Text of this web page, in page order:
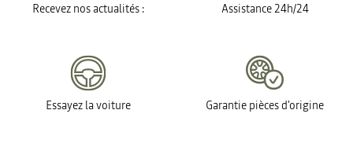
Recevez nos actualités : Assistance 24h/24
Essayez la voiture Garantie pièces d'origine